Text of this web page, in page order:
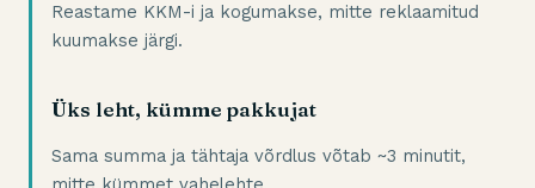
Reastame KKM-i ja kogumakse, mitte reklaamitud
kuumakse järgi.
Üks leht, kümme pakkujat
Sama summa ja tähtaja võrdlus võtab ~3 minutit,